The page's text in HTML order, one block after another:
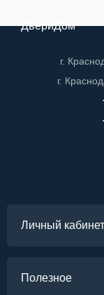
ДвериДом
г.
г.
Личный кабинет
Полезное